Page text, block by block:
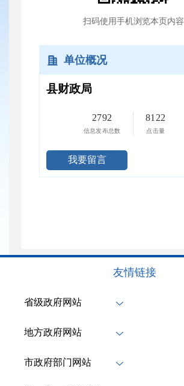
扫码使用手机浏览本页内容
单位概况
县财政局
2792
信息发布总数
8122
点击量
我要留言
友情链接
省级政府网站
地方政府网站
市政府部门网站